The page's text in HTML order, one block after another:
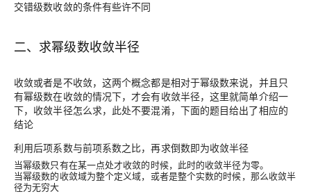
交错级数收敛的条件有些许不同
二、求幂级数收敛半径
收敛或者是不收敛，这两个概念都是相对于幂级数来说，并且只
有幂级数在收敛的情况下，才会有收敛半径，这里就简单介绍一
下，收敛半径怎么求，此处不要混淆，下面的题目给出了相应的
结论
利用后项系数与前项系数之比，再求倒数即为收敛半径
当幂级数只有在某一点处才收敛的时候，此时的收敛半径为零。
当幂级数的收敛域为整个定义域，或者是整个实数的时候，那么收敛半
径为无穷大